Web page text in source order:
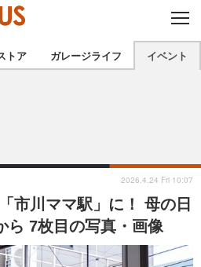
C
O
S
E
厳選プロショップを地域から探す
北陸
関西
四国
トア ガレージライフ イベント
市川ママ駅」に！ 母の日
7枚目の写真・画像
2026.4.24 Fri 10:07